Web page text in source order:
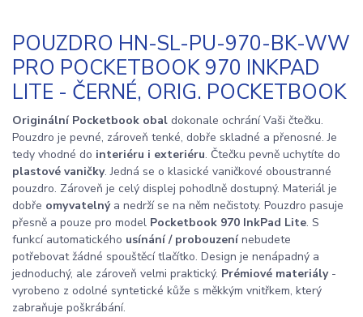
POUZDRO HN-SL-PU-970-BK-WW
PRO POCKETBOOK 970 INKPAD
LITE - ČERNÉ, ORIG. POCKETBOOK
Originální Pocketbook obal dokonale ochrání Vaši čtečku.
Pouzdro je pevné, zároveň tenké, dobře skladné a přenosné. Je
tedy vhodné do interiéru i exteriéru. Čtečku pevně uchytíte do
plastové vaničky. Jedná se o klasické vaničkové oboustranné
pouzdro. Zároveň je celý displej pohodlně dostupný. Materiál je
dobře omyvatelný a nedrží se na něm nečistoty. Pouzdro pasuje
přesně a pouze pro model Pocketbook 970 InkPad Lite. S
funkcí automatického usínání / probouzenínebudete
potřebovat žádné spouštěcí tlačítko. Design je nenápadný a
jednoduchý, ale zároveň velmi praktický. Prémiové materiály-
vyrobeno z odolné syntetické kůže s měkkým vnitřkem, který
zabraňuje poškrábání.